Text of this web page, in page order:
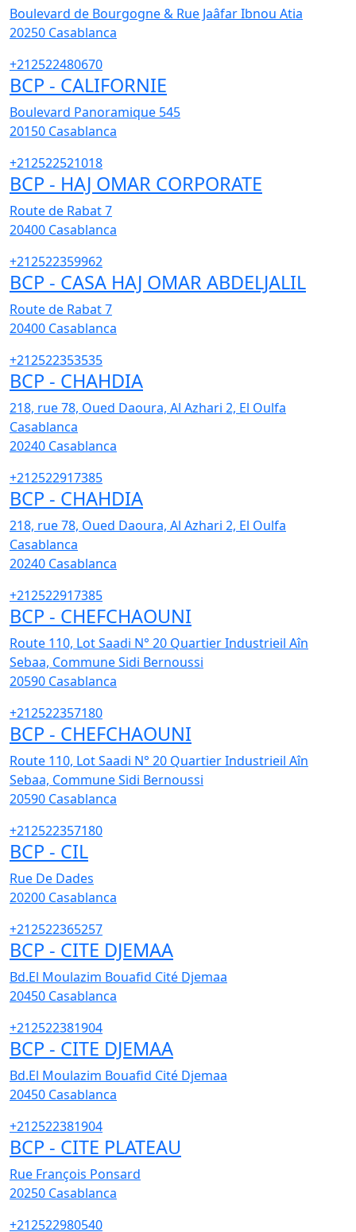
Boulevard de Bourgogne & Rue Jaâfar Ibnou Atia
20250 Casablanca
+212522480670
BCP - CALIFORNIE
Boulevard Panoramique 545
20150 Casablanca
+212522521018
BCP - HAJ OMAR CORPORATE
Route de Rabat 7
20400 Casablanca
+212522359962
BCP - CASA HAJ OMAR ABDELJALIL
Route de Rabat 7
20400 Casablanca
+212522353535
BCP - CHAHDIA
218, rue 78, Oued Daoura, Al Azhari 2, El Oulfa
Casablanca
20240 Casablanca
+212522917385
BCP - CHAHDIA
218, rue 78, Oued Daoura, Al Azhari 2, El Oulfa
Casablanca
20240 Casablanca
+212522917385
BCP - CHEFCHAOUNI
Route 110, Lot Saadi N° 20 Quartier Industrieil Aîn
Sebaa, Commune Sidi Bernoussi
20590 Casablanca
+212522357180
BCP - CHEFCHAOUNI
Route 110, Lot Saadi N° 20 Quartier Industrieil Aîn
Sebaa, Commune Sidi Bernoussi
20590 Casablanca
+212522357180
BCP - CIL
Rue De Dades
20200 Casablanca
+212522365257
BCP - CITE DJEMAA
Bd.El Moulazim Bouafid Cité Djemaa
20450 Casablanca
+212522381904
BCP - CITE DJEMAA
Bd.El Moulazim Bouafid Cité Djemaa
20450 Casablanca
+212522381904
BCP - CITE PLATEAU
Rue François Ponsard
20250 Casablanca
+212522980540